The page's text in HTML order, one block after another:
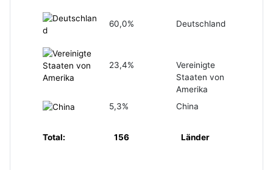
60,0% Deutschland
23,4%
Vereinigte
Staaten von
Amerika
5,3%
China
Total: 156 Länder